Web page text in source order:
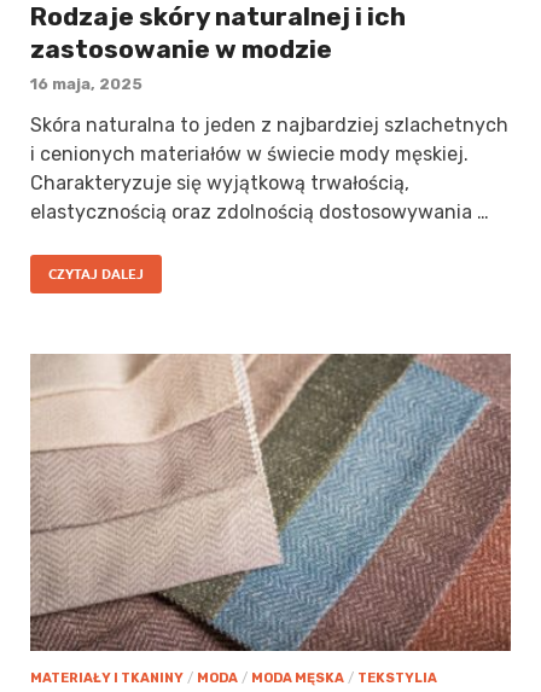
Rodzaje skóry naturalnej i ich
zastosowanie w modzie
16 maja, 2025
Skóra naturalna to jeden z najbardziej szlachetnych
i cenionych materiałów w świecie mody męskiej.
Charakteryzuje się wyjątkową trwałością,
elastycznością oraz zdolnością dostosowywania …
CZYTAJ DALEJ
MATERIAŁY I TKANINY / MODA / MODA MĘSKA / TEKSTYLIA